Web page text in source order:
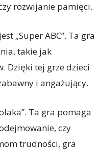
rozwijanie pamięci.
„Super ABC”. Ta gra
takie jak
Dzięki tej grze dzieci
i angażujący.
Ta gra pomaga
czy
trudności, gra